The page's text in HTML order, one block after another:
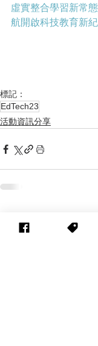
虛實整合學習新常
航開啟科技教育新紀
標記：
EdTech23
活動資訊分享
相關文章